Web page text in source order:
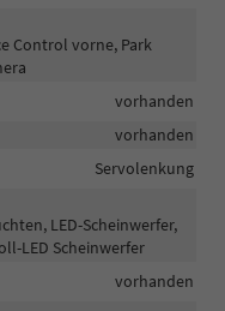
Control vorne, Park
vorhanden
vorhanden
Servolenkung
LED-Scheinwerfer,
LED Scheinwerfer
vorhanden